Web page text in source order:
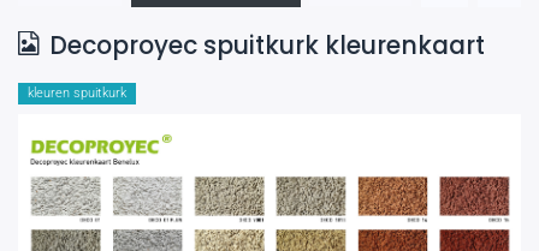
Decoproyec spuitkurk kleurenkaart
kleuren spuitkurk